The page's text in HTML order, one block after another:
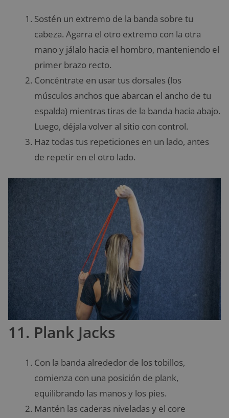
Sostén un extremo de la banda sobre tu
cabeza. Agarra el otro extremo con la otra
mano y jálalo hacia el hombro, manteniendo el
primer brazo recto.
Concéntrate en usar tus dorsales (los
músculos anchos que abarcan el ancho de tu
espalda) mientras tiras de la banda hacia abajo.
Luego, déjala volver al sitio con control.
Haz todas tus repeticiones en un lado, antes
de repetir en el otro lado.
11. Plank Jacks
Con la banda alrededor de los tobillos,
comienza con una posición de plank,
equilibrando las manos y los pies.
Mantén las caderas niveladas y el core